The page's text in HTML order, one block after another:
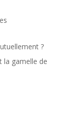
?
la gamelle de